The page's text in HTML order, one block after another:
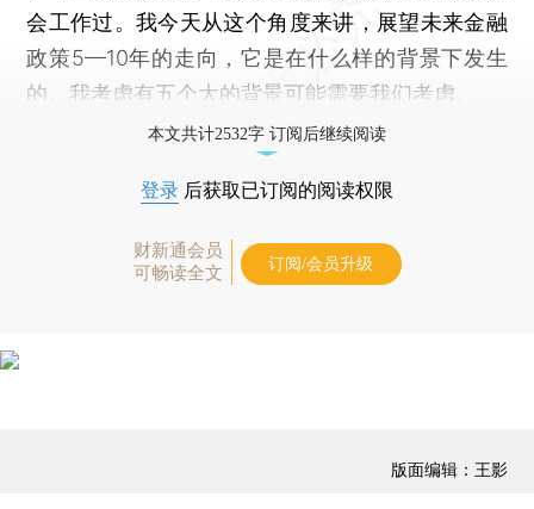
会工作过。我今天从这个角度来讲，展望未来金融
政策5—10年的走向，它是在什么样的背景下发生
的。我考虑有五个大的背景可能需要我们考虑。
本文共计2532字 订阅后继续阅读
登录 后获取已订阅的阅读权限
财新通会员
可畅读全文
订阅/会员升级
版面编辑：王影